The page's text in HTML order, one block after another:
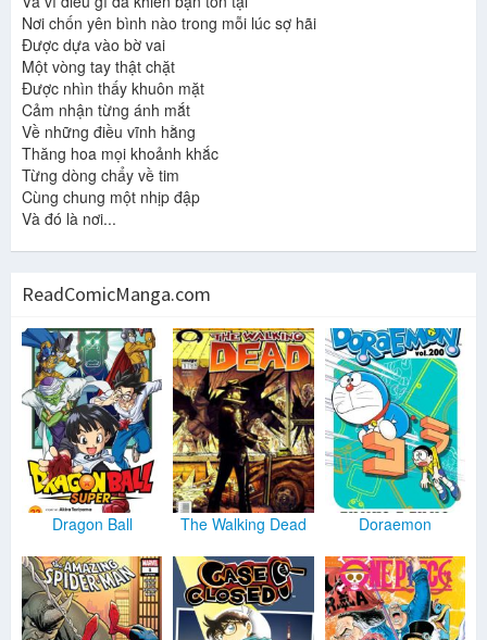
Nơi chốn yên bình nào trong mỗi lúc sợ hãi
Được dựa vào bờ vai
Một vòng tay thật chặt
Được nhìn thấy khuôn mặt
Cảm nhận từng ánh mắt
Về những điều vĩnh hằng
Thăng hoa mọi khoảnh khắc
Từng dòng chẩy về tim
Cùng chung một nhịp đập
Và đó là nơi...
ReadComicManga.com
Dragon Ball The Walking Dead Doraemon